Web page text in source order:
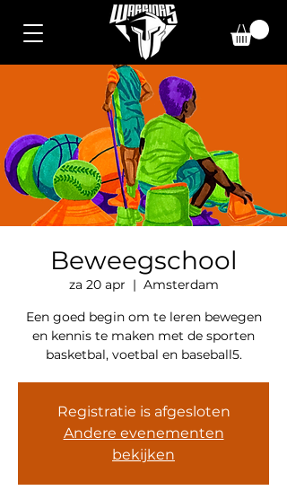
Beweegschool
za 20 apr
  |
Amsterdam
Een goed begin om te leren bewegen
en kennis te maken met de sporten
basketbal, voetbal en baseball5.
Registratie is afgesloten
Andere evenementen
bekijken